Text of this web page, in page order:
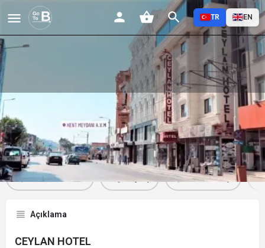
TR EN
CEYLAN HOTEL
Profil Yorumlar Etkinlikler 0 Jobs 0
Favorilere Ekle Paylaş Yorum Yap
Açıklama
CEYLAN HOTEL